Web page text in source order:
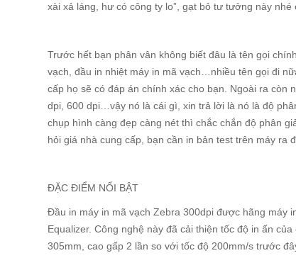
xài xả láng, hư có công ty lo”, gạt bỏ tư tưởng này nhé
Trước hết bạn phân vân không biết đâu là tên gọi
vạch, đầu in nhiệt máy in mã vạch…nhiều tên gọi đi
cấp họ sẽ có đáp án chính xác cho bạn. Ngoài ra
dpi, 600 dpi…vậy nó là cái gì, xin trả lời là nó là độ
chụp hình càng đẹp càng nét thì chắc chắn độ phân
hỏi giá nhà cung cấp, bạn cần in bản test trên máy ra
ĐẶC ĐIỂM NỔI BẬT
Đầu in máy in mã vạch Zebra 300dpi được hãng máy
Equalizer. Công nghệ này đã cải thiện tốc độ in ấn
305mm, cao gấp 2 lần so với tốc độ 200mm/s trước